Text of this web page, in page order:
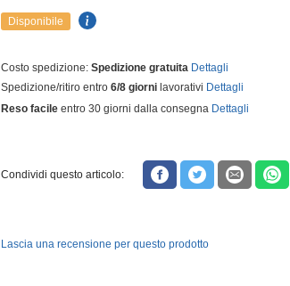
Disponibile
Costo spedizione: Spedizione gratuita Dettagli
Spedizione/ritiro entro 6/8 giornilavorativi Dettagli
Reso facileentro 30 giorni dalla consegna Dettagli
Condividi questo articolo:
Lascia una recensione per questo prodotto